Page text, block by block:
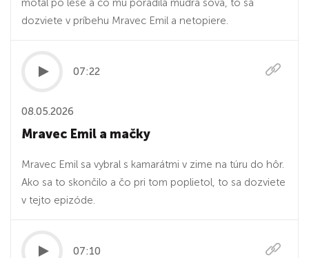
motal po lese a čo mu poradila múdra sova, to sa
dozviete v príbehu Mravec Emil a netopiere.
07:22
08.05.2026
Mravec Emil a mačky
Mravec Emil sa vybral s kamarátmi v zime na túru do hôr.
Ako sa to skončilo a čo pri tom poplietol, to sa dozviete
v tejto epizóde.
07:10